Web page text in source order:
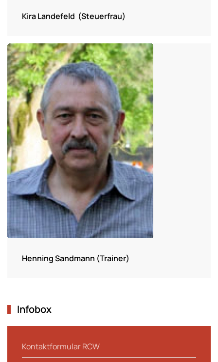
Kira Landefeld (Steuerfrau)
Henning Sandmann (Trainer)
Infobox
Kontaktformular RCW